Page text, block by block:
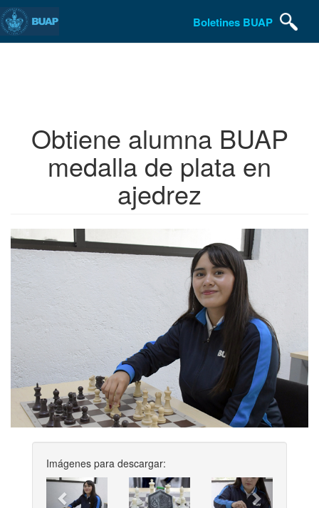
Boletines BUAP
Obtiene alumna BUAP
medalla de plata en
ajedrez
Imágenes para descargar:
Previous Next